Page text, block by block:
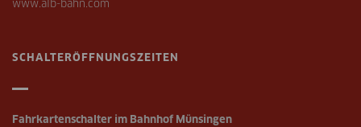
www.alb-bahn.com
SCHALTERÖFFNUNGSZEITEN
Fahrkartenschalter im Bahnhof Münsingen